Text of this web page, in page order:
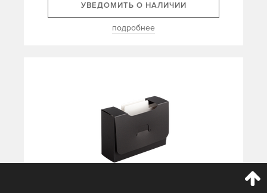
УВЕДОМИТЬ О НАЛИЧИИ
подробнее